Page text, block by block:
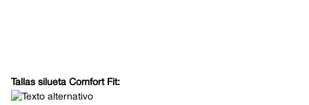
Tallas silueta Comfort Fit: